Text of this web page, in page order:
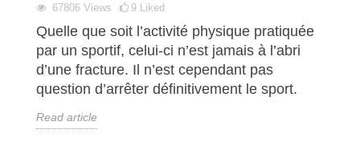
67806 Views 9 Liked
Quelle que soit l’activité physique pratiquée
par un sportif, celui-ci n’est jamais à l’abri
d’une fracture. Il n’est cependant pas
question d’arrêter définitivement le sport.
Read article